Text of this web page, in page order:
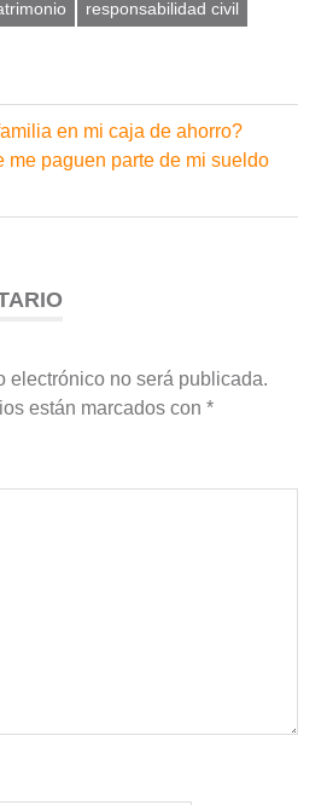
responsabilidad civil
en mi caja de ahorro?
me paguen parte de mi sueldo
electrónico no será publicada.
están marcados con *